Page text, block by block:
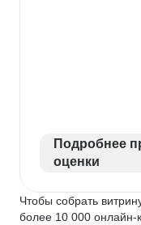
Подробнее
оценки
Чтобы собрать
более 10 000 онлайн-